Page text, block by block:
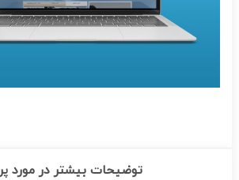
توضیحات بیشتر در مورد پروژه